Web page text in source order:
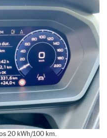
20 kWh/100 km.